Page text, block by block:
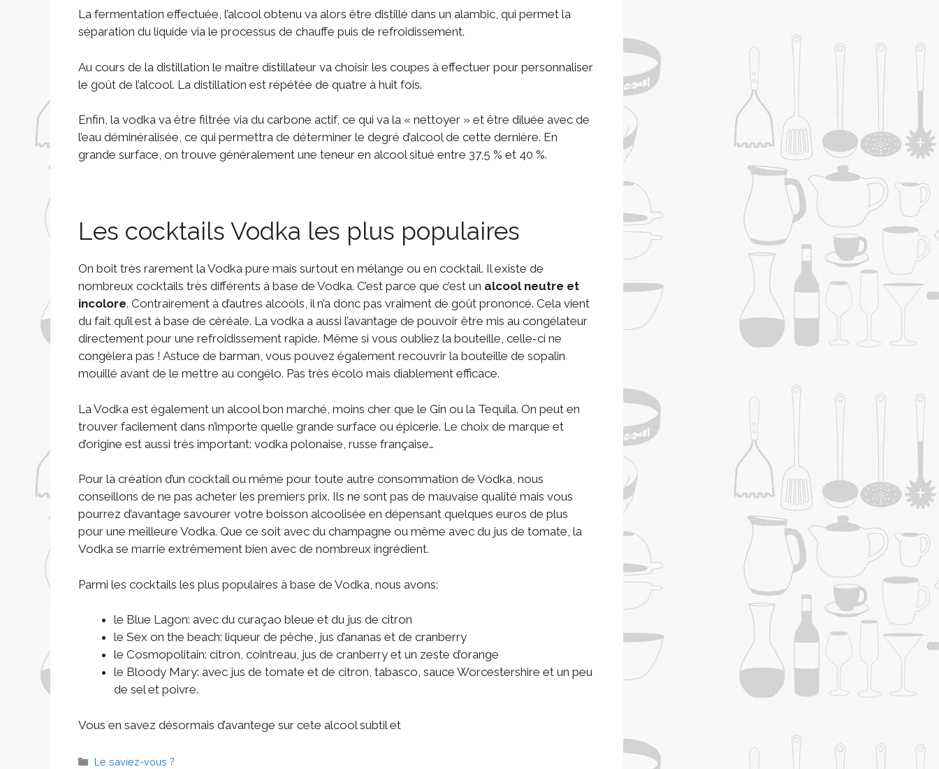
La fermentation effectuée, l’alcool obtenu va alors être distillé dans un alambic, qui permet la
séparation du liquide via le processus de chauffe puis de refroidissement.
Au cours de la distillation le maître distillateur va choisir les coupes à effectuer pour personnaliser
le goût de l’alcool. La distillation est répétée de quatre à huit fois.
Enfin, la vodka va être filtrée via du carbone actif, ce qui va la « nettoyer » et être diluée avec de
l’eau déminéralisée, ce qui permettra de déterminer le degré d’alcool de cette dernière. En
grande surface, on trouve généralement une teneur en alcool situé entre 37,5 % et 40 %.
Les cocktails Vodka les plus populaires
On boit très rarement la Vodka pure mais surtout en mélange ou en cocktail. Il existe de
nombreux cocktails très différents à base de Vodka. C’est parce que c’est un alcool neutre et
incolore. Contrairement à d’autres alcools, il n’a donc pas vraiment de goût prononcé. Cela vient
du fait qu’il est à base de céréale. La vodka a aussi l’avantage de pouvoir être mis au congélateur
directement pour une refroidissement rapide. Même si vous oubliez la bouteille, celle-ci ne
congèlera pas ! Astuce de barman, vous pouvez également recouvrir la bouteille de sopalin
mouillé avant de le mettre au congélo. Pas très écolo mais diablement efficace.
La Vodka est également un alcool bon marché, moins cher que le Gin ou la Tequila. On peut en
trouver facilement dans n’importe quelle grande surface ou épicerie. Le choix de marque et
d’origine est aussi très important: vodka polonaise, russe française…
Pour la création d’un cocktail ou même pour toute autre consommation de Vodka, nous
conseillons de ne pas acheter les premiers prix. Ils ne sont pas de mauvaise qualité mais vous
pourrez d’avantage savourer votre boisson alcoolisée en dépensant quelques euros de plus
pour une meilleure Vodka. Que ce soit avec du champagne ou même avec du jus de tomate, la
Vodka se marrie extrêmement bien avec de nombreux ingrédient.
Parmi les cocktails les plus populaires à base de Vodka, nous avons:
le Blue Lagon: avec du curaçao bleue et du jus de citron
le Sex on the beach: liqueur de pêche, jus d’ananas et de cranberry
le Cosmopolitain: citron, cointreau, jus de cranberry et un zeste d’orange
le Bloody Mary: avec jus de tomate et de citron, tabasco, sauce Worcestershire et un peu
de sel et poivre.
Vous en savez désormais d’avantege sur cete alcool subtil et
Le saviez-vous ?